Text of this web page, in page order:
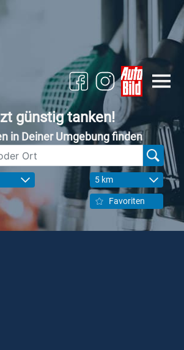
günstig tanken!
in Deiner Umgebung finden
5 km
Favoriten